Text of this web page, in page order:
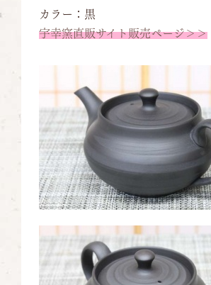
カラー：黒
宇幸窯直販サイト販売ページ＞＞